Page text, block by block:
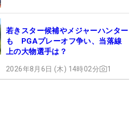
若きスター候補やメジャーハンター
も PGAプレーオフ争い、当落線
上の大物選手は？
2026年8月6日 (木) 14時02分 1